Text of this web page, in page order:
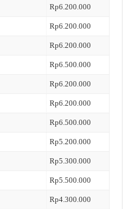
Rp6.200.000
Rp6.200.000
Rp6.200.000
Rp6.500.000
Rp6.200.000
Rp6.200.000
Rp6.500.000
Rp5.200.000
Rp5.300.000
Rp5.500.000
Rp4.300.000